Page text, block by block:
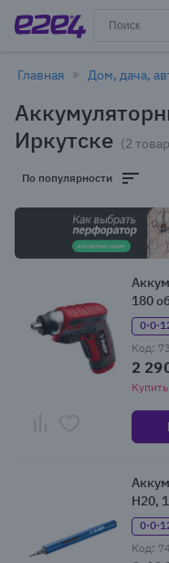
Главная Дом, дача,
Иркутске (2
По популярности
180
Код:
2
Н20,
Код: